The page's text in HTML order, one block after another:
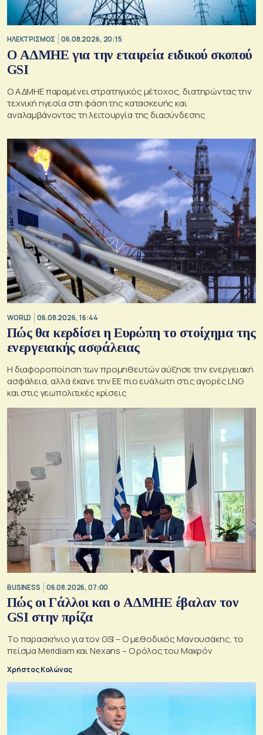
ΗΛΕΚΤΡΙΣΜΟΣ 06.08.2026, 20:15
O ΑΔΜΗΕ για την εταιρεία ειδικού σκοπού
GSI
O ΑΔΜΗΕ παραμένει στρατηγικός μέτοχος, διατηρώντας την
τεχνική ηγεσία στη φάση της κατασκευής και
αναλαμβάνοντας τη λειτουργία της διασύνδεσης
WORLD 06.08.2026, 16:44
Πώς θα κερδίσει η Ευρώπη το στοίχημα της
ενεργειακής ασφάλειας
Η διαφοροποίηση των προμηθευτών αύξησε την ενεργειακή
ασφάλεια, αλλά έκανε την ΕΕ πιο ευάλωτη στις αγορές LNG
και στις γεωπολιτικές κρίσεις
BUSINESS 06.08.2026, 07:00
Πώς οι Γάλλοι και ο ΑΔΜΗΕ έβαλαν τον
GSI στην πρίζα
Το παρασκήνιο για τον GSI – Ο μεθοδικός Μανουσάκης, το
πείσμα Meridiam και Nexans – Ο ρόλος του Μακρόν
Χρήστος Κολώνας